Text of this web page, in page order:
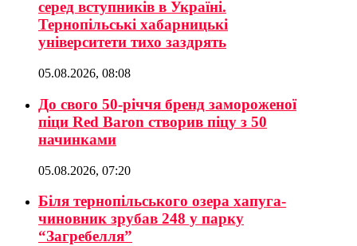
серед вступників в Україні.
Тернопільські хабарницькі
університети тихо заздрять
05.08.2026, 08:08
До свого 50-річчя бренд замороженої
піци Red Baron створив піцу з 50
начинками
05.08.2026, 07:20
Біля тернопільського озера хапуга-
чиновник зрубав 248 у парку
“Загребелля”